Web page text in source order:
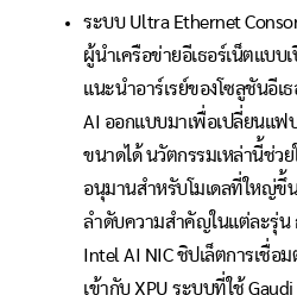
ระบบ Ultra Ethernet
ผู้นำเครือข่ายอีเธอร์เน็ตแบบ
แนะนำอาร์เรย์ของโซลูชันอีเ
AI ออกแบบมาเพื่อเปลี่ยนแฟ
ขนาดได้ นวัตกรรมเหล่านี้ช่ว
อนุมานสำหรับโมเดลที่ใหญ่ขึ้
ลำดับความสำคัญในแต่ละรุ่
Intel AI NIC ชิปเล็ตการเชื่อ
เข้ากับ XPU ระบบที่ใช้